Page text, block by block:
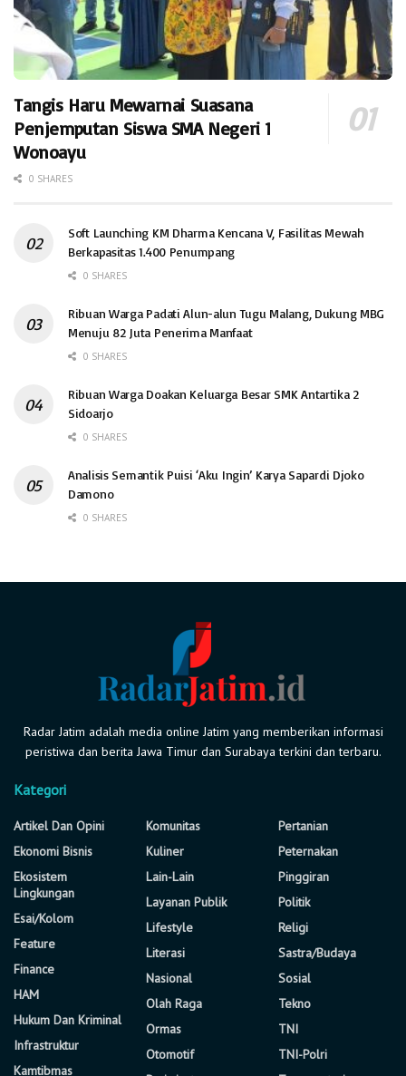
Tangis Haru Mewarnai Suasana
Penjemputan Siswa SMA Negeri 1
Wonoayu
0 SHARES
Soft Launching KM Dharma Kencana V, Fasilitas Mewah
Berkapasitas 1.400 Penumpang
0 SHARES
Ribuan Warga Padati Alun-alun Tugu Malang, Dukung MBG
Menuju 82 Juta Penerima Manfaat
0 SHARES
Ribuan Warga Doakan Keluarga Besar SMK Antartika 2
Sidoarjo
0 SHARES
Analisis Semantik Puisi ‘Aku Ingin’ Karya Sapardi Djoko
Damono
0 SHARES
Radar Jatim adalah media online Jatim yang memberikan informasi
peristiwa dan berita Jawa Timur dan Surabaya terkini dan terbaru.
Kategori
Artikel Dan Opini
Ekonomi Bisnis
Ekosistem
Lingkungan
Esai/Kolom
Feature
Finance
HAM
Hukum Dan Kriminal
Infrastruktur
Kamtibmas
Komunitas
Kuliner
Lain-Lain
Layanan Publik
Lifestyle
Literasi
Nasional
Olah Raga
Ormas
Otomotif
Pertanian
Peternakan
Pinggiran
Politik
Religi
Sastra/Budaya
Sosial
Tekno
TNI
TNI-Polri